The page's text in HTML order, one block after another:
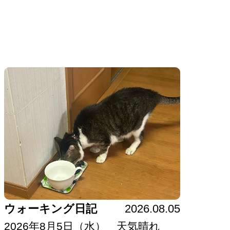
ウォーキング日記 2026.08.05
2026年8月5日（水） 天気晴れ